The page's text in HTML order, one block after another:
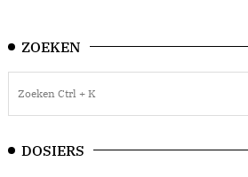
ZOEKEN
DOSIERS